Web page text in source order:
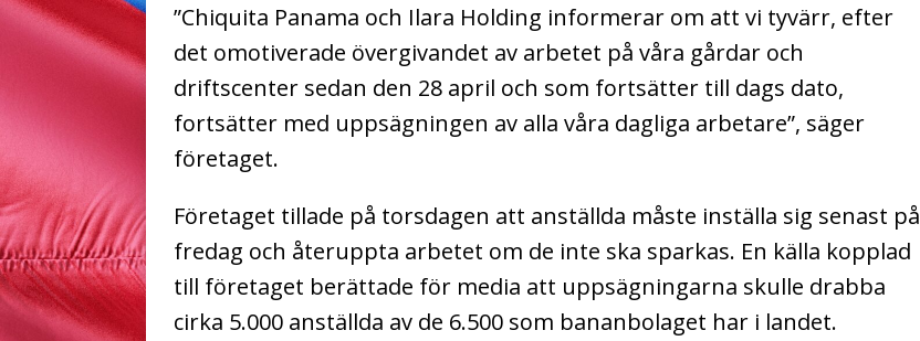
”Chiquita Panama och Ilara Holding informerar om att vi tyvärr, efter
det omotiverade övergivandet av arbetet på våra gårdar och
driftscenter sedan den 28 april och som fortsätter till dags dato,
fortsätter med uppsägningen av alla våra dagliga arbetare”, säger
företaget.
Företaget tillade på torsdagen att anställda måste inställa sig senast på
fredag och återuppta arbetet om de inte ska sparkas. En källa kopplad
till företaget berättade för media att uppsägningarna skulle drabba
cirka 5.000 anställda av de 6.500 som bananbolaget har i landet.